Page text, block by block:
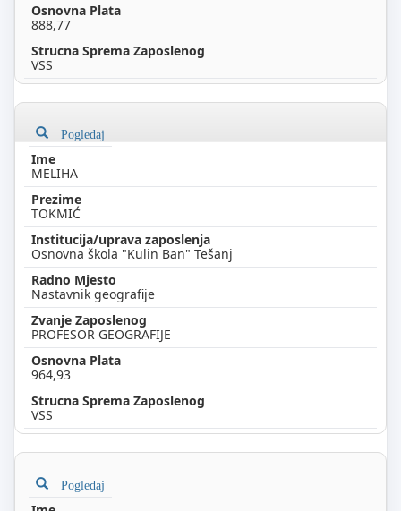
888,77
VSS
Pogledaj
MELIHA
TOKMIĆ
Osnovna škola "Kulin Ban" Tešanj
Nastavnik geografije
PROFESOR GEOGRAFIJE
964,93
VSS
Pogledaj